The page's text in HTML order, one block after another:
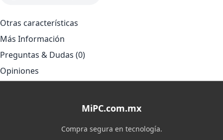
Otras características
Más Información
Preguntas & Dudas (0)
Opiniones
MiPC.com.mx
Compra segura en tecnología.